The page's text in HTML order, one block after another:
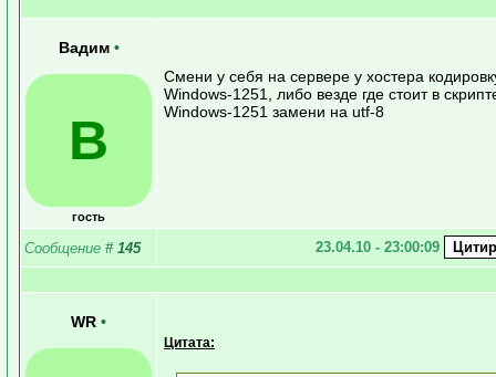
Вадим •
В
гость
Смени у себя на сервере у хостера
Windows-1251, либо везде где стоит в
Windows-1251 замени на utf-8
Сообщение # 145 23.04.10 - 23:00:09
WR •
Цитата: